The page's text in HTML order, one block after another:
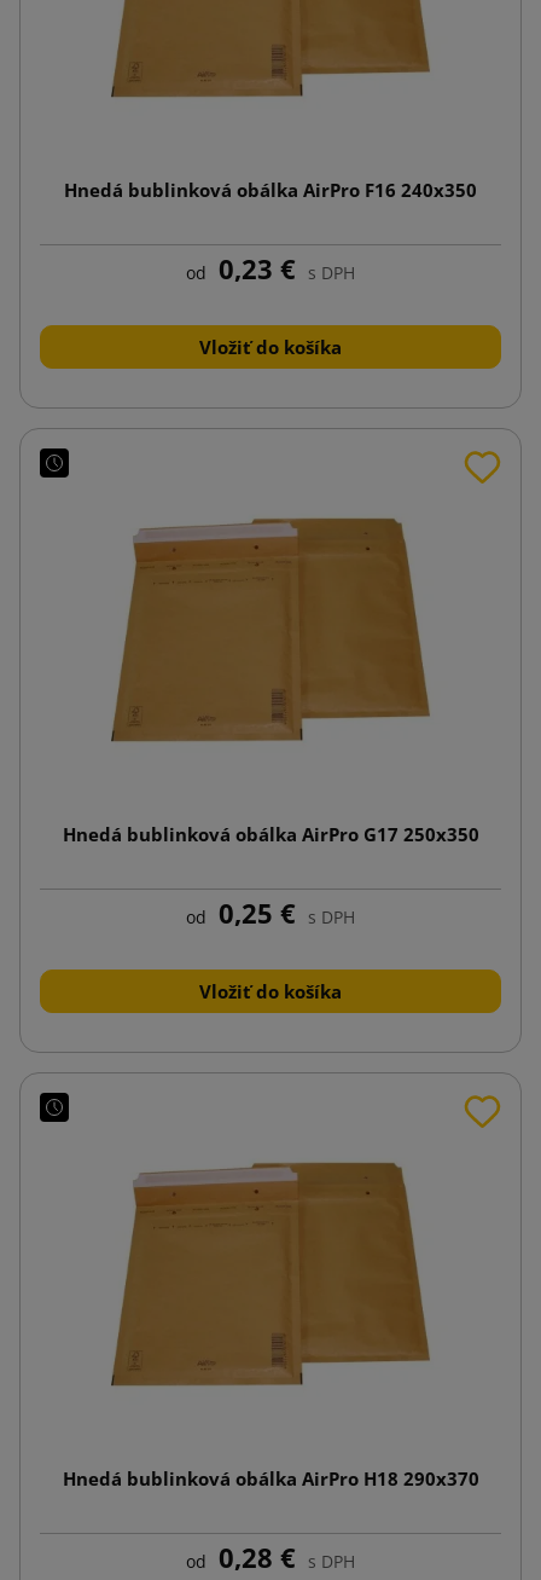
Hnedá bublinková obálka AirPro F16 240x350
od 0,23 € s DPH
Vložiť do košíka
Hnedá bublinková obálka AirPro G17 250x350
od 0,25 € s DPH
Vložiť do košíka
Hnedá bublinková obálka AirPro H18 290x370
od 0,28 € s DPH